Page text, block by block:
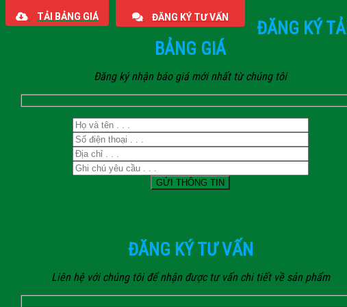
TẢI BẢNG GIÁ ĐĂNG KÝ TƯ VẤN
ĐĂNG KÝ TẢI
BẢNG GIÁ
Đăng ký nhận báo giá mới nhất từ chúng tôi
ĐĂNG KÝ TƯ VẤN
Liên hệ với chúng tôi để nhận được tư vấn chi tiết về sản phẩm